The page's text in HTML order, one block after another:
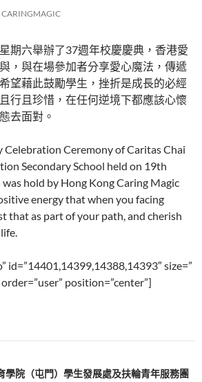
CARINGMAGIC
期六舉辦了37週年校慶慶典，香港愛
，與在場參加者分享愛心魔法，傳遞
望藉此鼓勵學生，挫折是成長的必經
行且珍惜，在任何逆境下都應該心懷
去面對。
Ceremony of Caritas Chai
Secondary School held on 19th
hold by Hong Kong Caring Magic
energy that when you facing
that as part of your path, and cherish
id=”14401,14399,14388,14393″ size=”
position=”center”]
學院（屯門）學生發展處及扶輪青年服務團